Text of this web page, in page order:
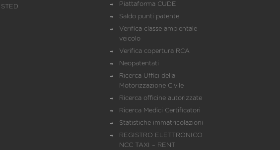
STED
Piattaforma CUDE
Saldo punti patente
Verifica classe ambientale
veicolo
Verifica copertura RCA
Neopatentati
Ricerca Uffici della
Motorizzazione Civile
Ricerca officine autorizzate
Ricerca Medici Certificatori
Statistiche immatricolazioni
REGISTRO ELETTRONICO
NCC TAXI – RENT